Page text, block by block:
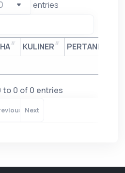
entries
KULINER PERTANIAN
to 0 of 0 entries
Next